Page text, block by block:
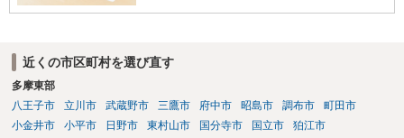
近くの市区町村を選び直す
多摩東部
八王子市
立川市 武蔵野市 三鷹市 府中市 昭島市 調布市
町田市
小金井市
小平市 日野市 東村山市 国分寺市 国立市
狛江市